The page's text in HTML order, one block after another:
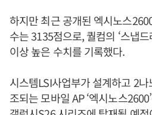
하지만 최근 공개된 엑시노스
수는 3135점으로, 퀄컴의 ‘스냅
이상 높은 수치를 기록했다.
시스템LSI사업부가 설계하고 2
조되는 모바일 AP ‘엑시노스